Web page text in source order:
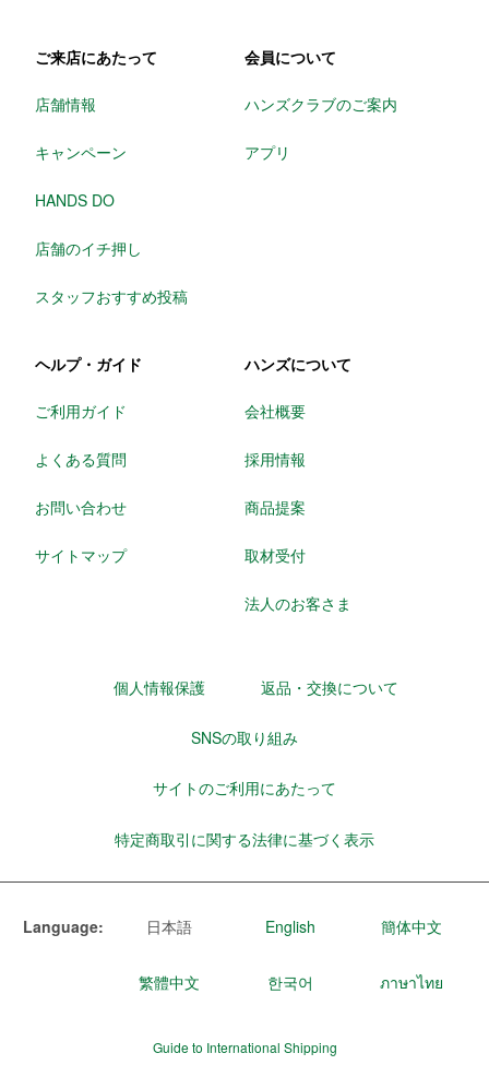
ご来店にあたって
店舗情報
キャンペーン
HANDS DO
店舗のイチ押し
スタッフおすすめ投稿
会員について
ハンズクラブのご案内
アプリ
ヘルプ・ガイド
ご利用ガイド
よくある質問
お問い合わせ
サイトマップ
ハンズについて
会社概要
採用情報
商品提案
取材受付
法人のお客さま
個人情報保護 返品・交換について
SNSの取り組み
サイトのご利用にあたって
特定商取引に関する法律に基づく表示
Language: 日本語 English 簡体中文
繁體中文 한국어 ภาษาไทย
Guide to International Shipping